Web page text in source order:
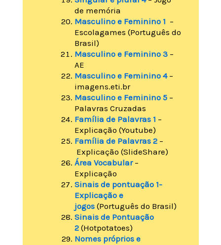
de memória
Masculino e Feminino 1 –
Escolagames (Português do
Brasil)
Masculino e Feminino 3–
AE
Masculino e Feminino 4–
imagens.eti.br
Masculino e Feminino 5 –
Palavras Cruzadas
Família de Palavras 1 –
Explicação (Youtube)
Família de Palavras 2 –
Explicação (SlideShare)
Área Vocabular–
Explicação
Sinais de pontuação 1-
Explicação e
jogos (Português do Brasil)
Sinais de Pontuação
2 (Hotpotatoes)
Nomes próprios e